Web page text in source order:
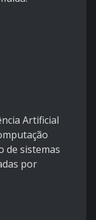
Artificial
de sistemas
por